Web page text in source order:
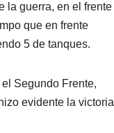
la guerra, en el frente
que en frente
5 de tanques.
Segundo Frente,
evidente la victoria